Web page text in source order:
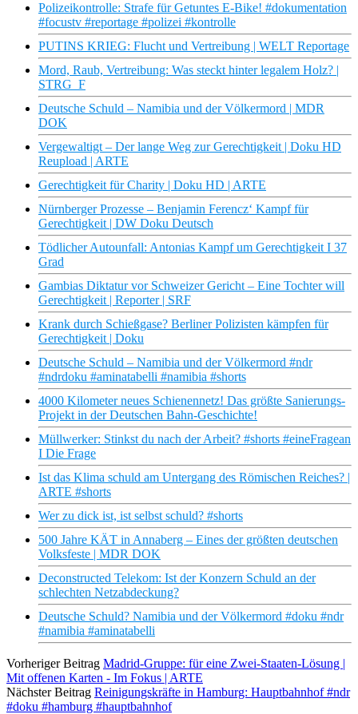
Polizeikontrolle: Strafe für Getuntes E-Bike! #dokumentation
#focustv #reportage #polizei #kontrolle
PUTINS KRIEG: Flucht und Vertreibung | WELT Reportage
Mord, Raub, Vertreibung: Was steckt hinter legalem Holz? |
STRG_F
Deutsche Schuld – Namibia und der Völkermord | MDR
DOK
Vergewaltigt – Der lange Weg zur Gerechtigkeit | Doku HD
Reupload | ARTE
Gerechtigkeit für Charity | Doku HD | ARTE
Nürnberger Prozesse – Benjamin Ferencz‘ Kampf für
Gerechtigkeit | DW Doku Deutsch
Tödlicher Autounfall: Antonias Kampf um Gerechtigkeit I 37
Grad
Gambias Diktatur vor Schweizer Gericht – Eine Tochter will
Gerechtigkeit | Reporter | SRF
Krank durch Schießgase? Berliner Polizisten kämpfen für
Gerechtigkeit | Doku
Deutsche Schuld – Namibia und der Völkermord #ndr
#ndrdoku #aminatabelli #namibia #shorts
4000 Kilometer neues Schienennetz! Das größte Sanierungs-
Projekt in der Deutschen Bahn-Geschichte!
Müllwerker: Stinkst du nach der Arbeit? #shorts #eineFragean
I Die Frage
Ist das Klima schuld am Untergang des Römischen Reiches? |
ARTE #shorts
Wer zu dick ist, ist selbst schuld? #shorts
500 Jahre KÄT in Annaberg – Eines der größten deutschen
Volksfeste | MDR DOK
Deconstructed Telekom: Ist der Konzern Schuld an der
schlechten Netzabdeckung?
Deutsche Schuld? Namibia und der Völkermord #doku #ndr
#namibia #aminatabelli
Vorheriger Beitrag Madrid-Gruppe: für eine Zwei-Staaten-Lösung |
Mit offenen Karten - Im Fokus | ARTE
Nächster Beitrag Reinigungskräfte in Hamburg: Hauptbahnhof #ndr
#doku #hamburg #hauptbahnhof